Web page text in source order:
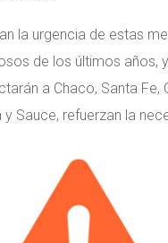
la urgencia de estas
de los últimos años,
a Chaco, Santa Fe,
Sauce, refuerzan la